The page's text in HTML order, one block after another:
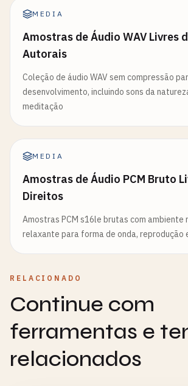
MEDIA
Amostras de Áudio WAV Livres
Autorais
Coleção de áudio WAV sem compressão
desenvolvimento, incluindo sons da
meditação
MEDIA
Amostras de Áudio PCM Bruto
Direitos
Amostras PCM s16le brutas com ambiente
relaxante para forma de onda, reprodução
RELACIONADO
Continue com
ferramentas e
relacionados